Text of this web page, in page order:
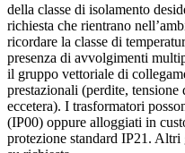
della classe di isolamento
richiesta che rientrano
ricordare la classe di
presenza di avvolgimenti
il gruppo vettoriale di
prestazionali (perdite,
eccetera). I trasformatori
(IP00) oppure alloggiati in
protezione standard IP21.